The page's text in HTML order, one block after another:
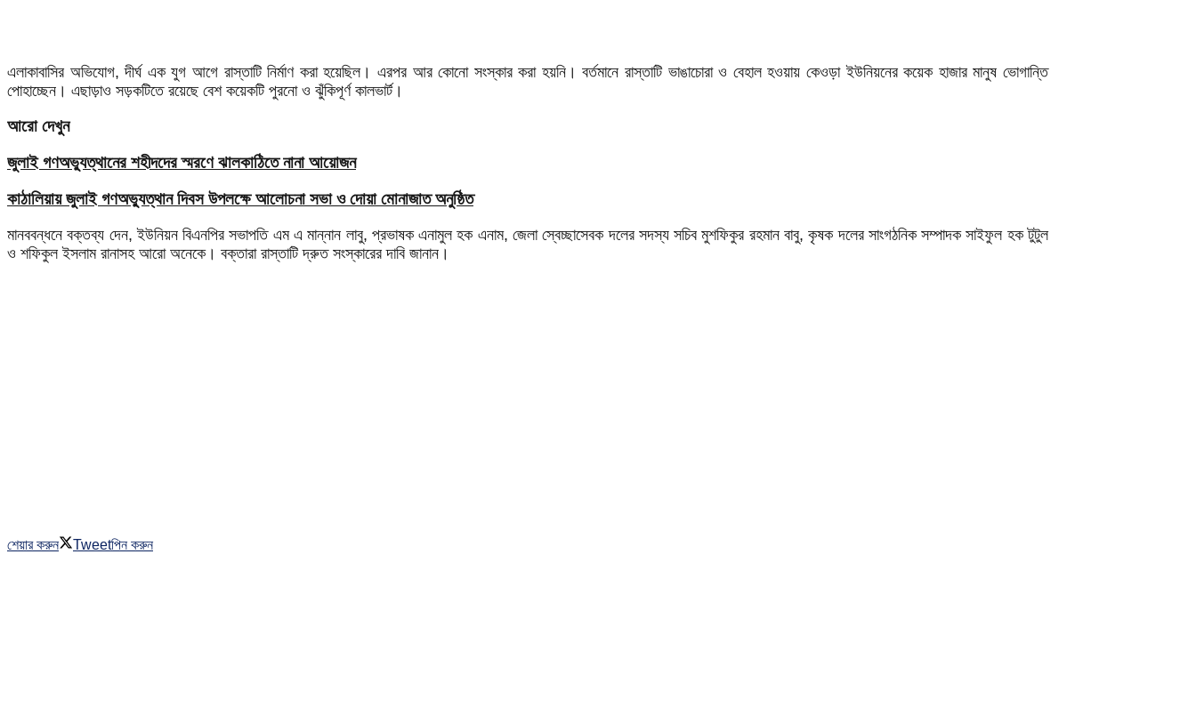
এলাকাবাসির অভিযোগ, দীর্ঘ এক যুগ আগে রাস্তাটি নির্মাণ করা হয়েছিল। এরপর আর কোনো সংস্কার করা হয়নি। বর্তমানে রাস্তাটি ভাঙাচোরা ও বেহাল হওয়ায় কেওড়া ইউনিয়নের কয়েক হাজার মানুষ ভোগান্তি
পোহাচ্ছেন। এছাড়াও সড়কটিতে রয়েছে বেশ কয়েকটি পুরনো ও ঝুঁকিপূর্ণ কালভার্ট।
আরো দেখুন
জুলাই গণঅভ্যুত্থানের শহীদদের স্মরণে ঝালকাঠিতে নানা আয়োজন
কাঠালিয়ায় জুলাই গণঅভ্যুত্থান দিবস উপলক্ষে আলোচনা সভা ও দোয়া মোনাজাত অনুষ্ঠিত
মানববন্ধনে বক্তব্য দেন, ইউনিয়ন বিএনপির সভাপতি এম এ মান্নান লাবু, প্রভাষক এনামুল হক এনাম, জেলা স্বেচ্ছাসেবক দলের সদস্য সচিব মুশফিকুর রহমান বাবু, কৃষক দলের সাংগঠনিক সম্পাদক সাইফুল হক টুটুল
ও শফিকুল ইসলাম রানাসহ আরো অনেকে। বক্তারা রাস্তাটি দ্রুত সংস্কারের দাবি জানান।
শেয়ার করুন Tweetপিন করুন